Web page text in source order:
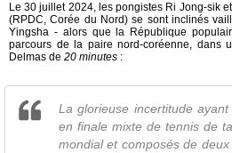
Le 30 juillet 2024, les pongistes Ri Jong-sik
(RPDC, Corée du Nord) se sont inclinés
Yingsha - alors que la République
parcours de la paire nord-coréenne, dans
Delmas de 20 minutes :
La glorieuse incertitude
en finale mixte de tennis de
mondial et composés de